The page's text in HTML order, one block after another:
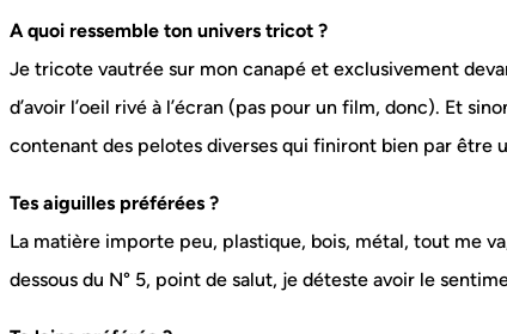
A quoi ressemble ton univers tricot ?
Je tricote vautrée sur mon canapé et exclusivement
d’avoir l’oeil rivé à l’écran (pas pour un film, donc). Et
contenant des pelotes diverses qui finiront bien par être
Tes aiguilles préférées ?
La matière importe peu, plastique, bois, métal, tout me
dessous du N° 5, point de salut, je déteste avoir le